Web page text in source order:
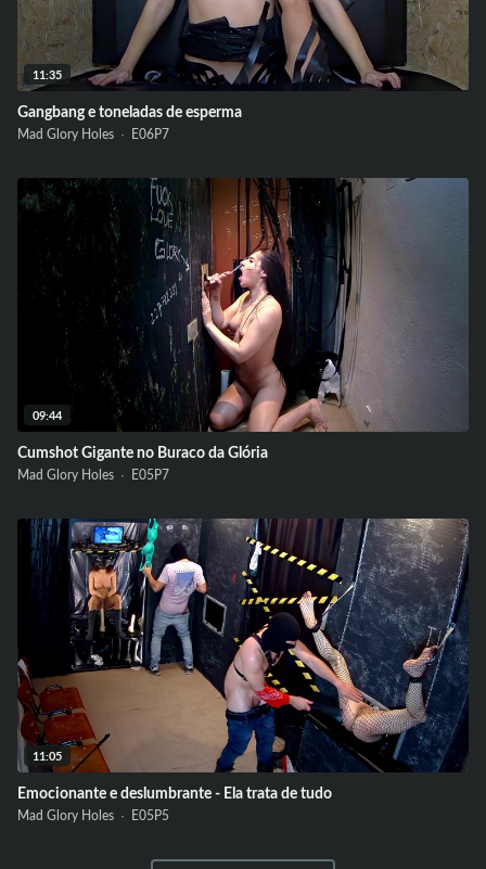
11:35
Gangbang e toneladas de esperma
Mad Glory Holes · E06P7
09:44
Cumshot Gigante no Buraco da Glória
Mad Glory Holes · E05P7
11:05
Emocionante e deslumbrante - Ela trata de tudo
Mad Glory Holes · E05P5